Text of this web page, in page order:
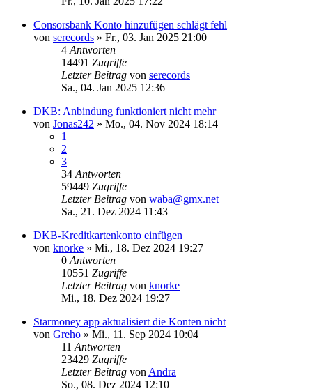
Consorsbank Konto hinzufügen schlägt fehl
von serecords » Fr., 03. Jan 2025 21:00
4 Antworten
14491 Zugriffe
Letzter Beitrag von serecords
Sa., 04. Jan 2025 12:36
DKB: Anbindung funktioniert nicht mehr
von Jonas242 » Mo., 04. Nov 2024 18:14
1
2
3
34 Antworten
59449 Zugriffe
Letzter Beitrag von waba@gmx.net
Sa., 21. Dez 2024 11:43
DKB-Kreditkartenkonto einfügen
von knorke » Mi., 18. Dez 2024 19:27
0 Antworten
10551 Zugriffe
Letzter Beitrag von knorke
Mi., 18. Dez 2024 19:27
Starmoney app aktualisiert die Konten nicht
von Greho » Mi., 11. Sep 2024 10:04
11 Antworten
23429 Zugriffe
Letzter Beitrag von Andra
So., 08. Dez 2024 12:10